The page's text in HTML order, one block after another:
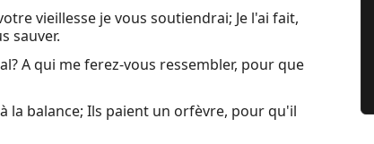
vieillesse je vous soutiendrai; Je l'ai fait,
sauver.
A qui me ferez-vous ressembler, pour que
la balance; Ils paient un orfèvre, pour qu'il